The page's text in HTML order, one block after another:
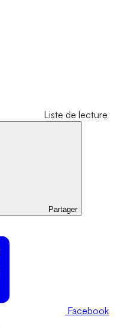
Liste de lecture
Partager
Facebook